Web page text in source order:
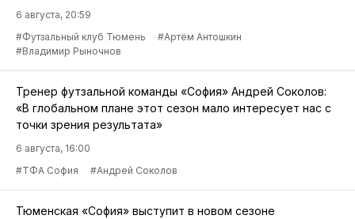
6 августа, 20:59
#Футзальный клуб Тюмень
#Артём Антошкин
#Владимир Рыночнов
Тренер футзальной команды «София» Андрей Соколов:
«В глобальном плане этот сезон мало интересует нас с
точки зрения результата»
6 августа, 16:00
#ТФА София
#Андрей Соколов
Тюменская «София» выступит в новом сезоне